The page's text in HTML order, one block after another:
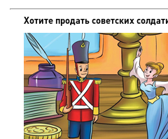
Хотите продать советских